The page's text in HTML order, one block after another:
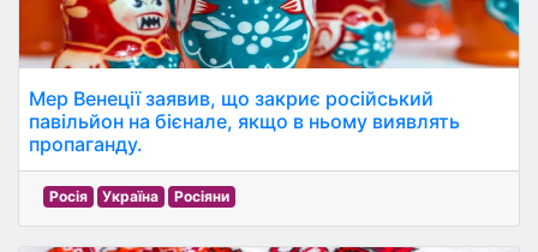
Мер Венеції заявив, що закриє російський
павільйон на бієнале, якщо в ньому виявлять
пропаганду.
Росія Україна Росіяни